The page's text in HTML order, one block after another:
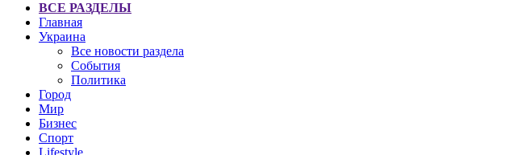
ВСЕ РАЗДЕЛЫ
Главная
Украина
Все новости раздела
События
Политика
Город
Мир
Бизнес
Спорт
Lifestyle